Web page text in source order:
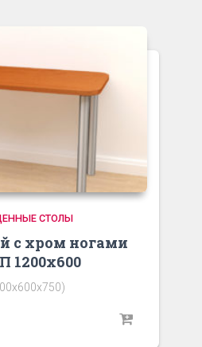
СТОЛЫ
с хром ногами
1200х600